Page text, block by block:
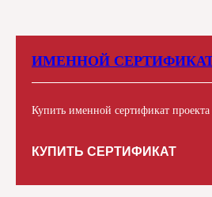
ИМЕННОЙ
Купить именной сертификат проекта
КУПИТЬ СЕРТИФИКАТ